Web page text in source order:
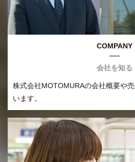
COMPANY
会社を知る
株式会社MOTOMURAの会社概要や
います。